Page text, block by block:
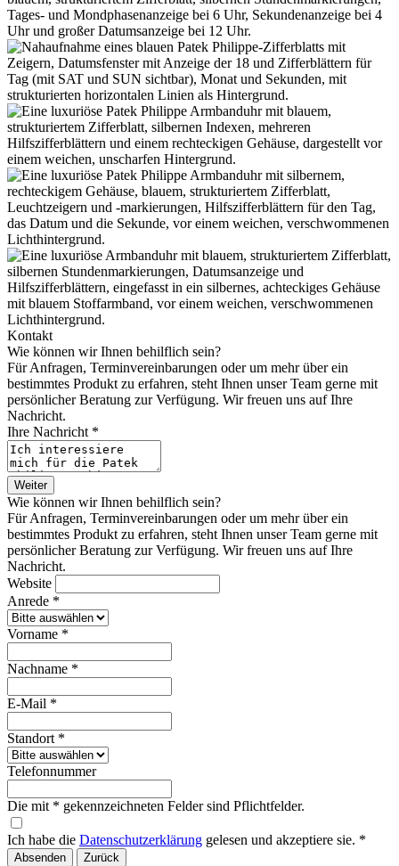
Kontakt
Wie können wir Ihnen behilflich sein?
Für Anfragen, Terminvereinbarungen oder um mehr über ein
bestimmtes Produkt zu erfahren, steht Ihnen unser Team gerne mit
persönlicher Beratung zur Verfügung. Wir freuen uns auf Ihre
Nachricht.
Ihre Nachricht *
Weiter
Wie können wir Ihnen behilflich sein?
Für Anfragen, Terminvereinbarungen oder um mehr über ein
bestimmtes Produkt zu erfahren, steht Ihnen unser Team gerne mit
persönlicher Beratung zur Verfügung. Wir freuen uns auf Ihre
Nachricht.
Website
Anrede *
Vorname *
Nachname *
E-Mail *
Standort *
Telefonnummer
Die mit * gekennzeichneten Felder sind Pflichtfelder.
Ich habe die Datenschutzerklärung gelesen und akzeptiere sie. *
Absenden Zurück